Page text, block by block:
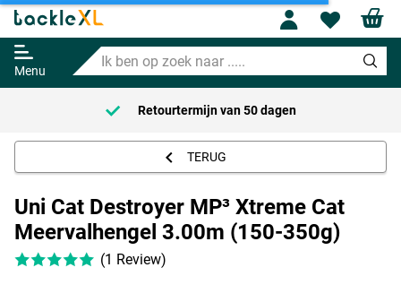
Menu
Ik
ben
op
zoek
naar
Profile
Meervalhengel 3.00m (150-350g)
Adviesprijs 75.95
Retourtermijn van 50 dagen
TERUG
Uni Cat Destroyer MP³ Xtreme Cat
Meervalhengel 3.00m (150-350g)
(1 Review)